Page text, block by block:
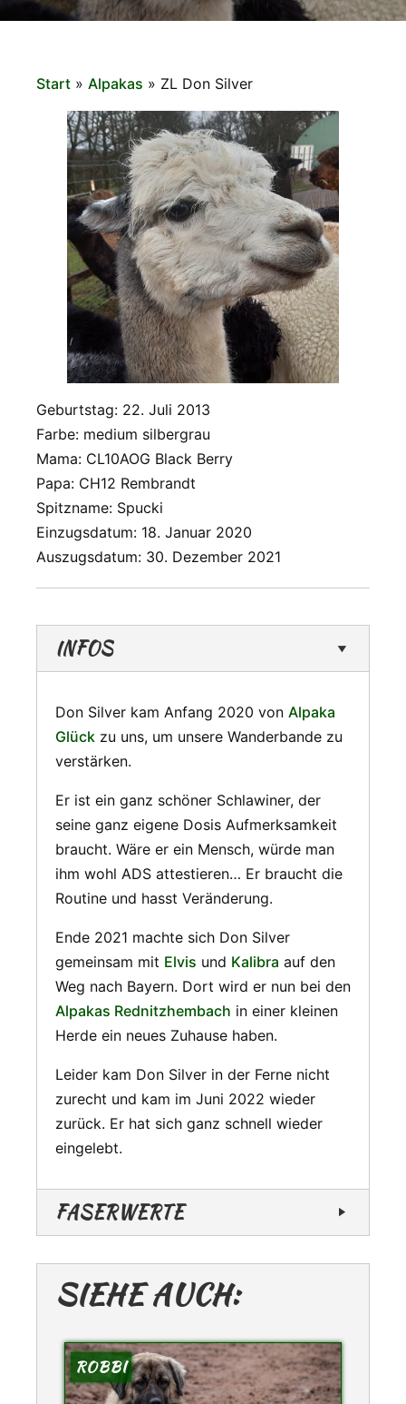
Start » Alpakas » ZL Don Silver
Geburtstag: 22. Juli 2013
Farbe: medium silbergrau
Mama: CL10AOG Black Berry
Papa: CH12 Rembrandt
Spitzname: Spucki
Einzugsdatum: 18. Januar 2020
Auszugsdatum: 30. Dezember 2021
INFOS
Don Silver kam Anfang 2020 von Alpaka
Glück zu uns, um unsere Wanderbande zu
verstärken.
Er ist ein ganz schöner Schlawiner, der
seine ganz eigene Dosis Aufmerksamkeit
braucht. Wäre er ein Mensch, würde man
ihm wohl ADS attestieren… Er braucht die
Routine und hasst Veränderung.
Ende 2021 machte sich Don Silver
gemeinsam mit Elvis und Kalibra auf den
Weg nach Bayern. Dort wird er nun bei den
Alpakas Rednitzhembach in einer kleinen
Herde ein neues Zuhause haben.
Leider kam Don Silver in der Ferne nicht
zurecht und kam im Juni 2022 wieder
zurück. Er hat sich ganz schnell wieder
eingelebt.
FASERWERTE
SIEHE AUCH:
ROBBI